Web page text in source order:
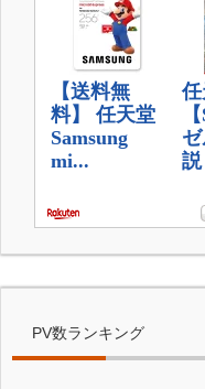
PV数ランキング